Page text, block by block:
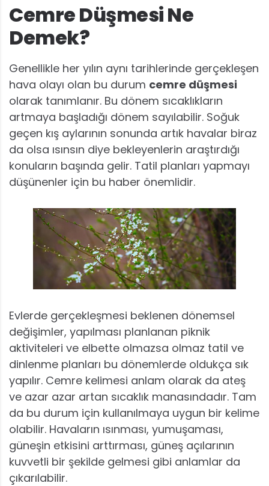
Cemre Düşmesi Ne
Demek?
Genellikle her yılın aynı tarihlerinde gerçekleşen
hava olayı olan bu durum cemre düşmesi
olarak tanımlanır. Bu dönem sıcaklıkların
artmaya başladığı dönem sayılabilir. Soğuk
geçen kış aylarının sonunda artık havalar biraz
da olsa ısınsın diye bekleyenlerin araştırdığı
konuların başında gelir. Tatil planları yapmayı
düşünenler için bu haber önemlidir.
Evlerde gerçekleşmesi beklenen dönemsel
değişimler, yapılması planlanan piknik
aktiviteleri ve elbette olmazsa olmaz tatil ve
dinlenme planları bu dönemlerde oldukça sık
yapılır. Cemre kelimesi anlam olarak da ateş
ve azar azar artan sıcaklık manasındadır. Tam
da bu durum için kullanılmaya uygun bir kelime
olabilir. Havaların ısınması, yumuşaması,
güneşin etkisini arttırması, güneş açılarının
kuvvetli bir şekilde gelmesi gibi anlamlar da
çıkarılabilir.